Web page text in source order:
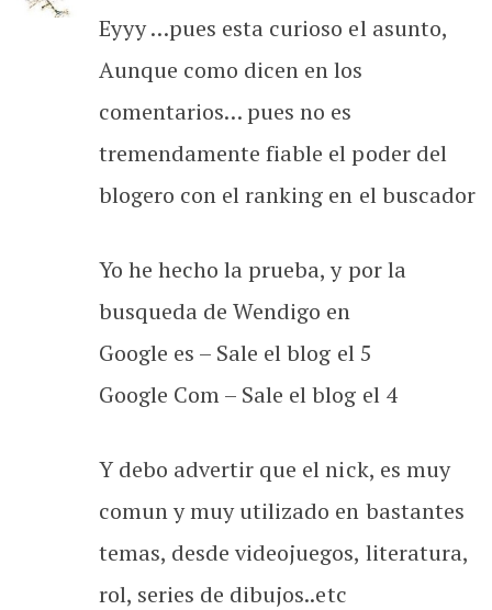
Eyyy …pues esta curioso el asunto,
Aunque como dicen en los
comentarios… pues no es
tremendamente fiable el poder del
blogero con el ranking en el buscador
Yo he hecho la prueba, y por la
busqueda de Wendigo en
Google es – Sale el blog el 5
Google Com – Sale el blog el 4
Y debo advertir que el nick, es muy
comun y muy utilizado en bastantes
temas, desde videojuegos, literatura,
rol, series de dibujos..etc